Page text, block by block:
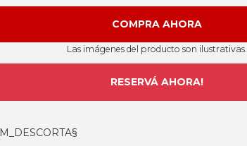
Las imágenes del producto son ilustrativas.
RESERVÁ AHORA!